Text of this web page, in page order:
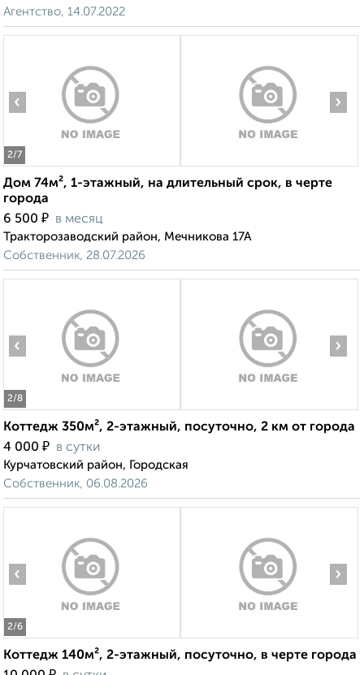
Агентство, 14.07.2022
2/7
‹ ›
Дом 74м², 1-этажный, на длительный срок, в черте
города
6 500 ₽ в месяц
Тракторозаводский район, Мечникова 17А
Собственник, 28.07.2026
2/8
‹ ›
Коттедж 350м², 2-этажный, посуточно, 2 км от города
4 000 ₽ в сутки
Курчатовский район, Городская
Собственник, 06.08.2026
2/6
‹ ›
Коттедж 140м², 2-этажный, посуточно, в черте города